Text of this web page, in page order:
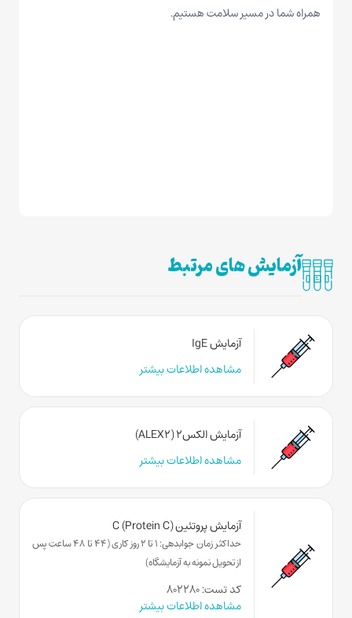
همراه شما در مسیر سلامت هستیم.
آزمایش های مرتبط
آزمایش IgE
مشاهده اطلاعات بیشتر
آزمایش الکس۲ (ALEX2)
مشاهده اطلاعات بیشتر
آزمایش پروتئین C (Protein C)
حداکثر زمان جوابدهی: 1 تا 2 روز کاری (44 تا 48 ساعت پس
از تحویل نمونه به آزمایشگاه)
کد تست: ۸۰۲۲۸۰
مشاهده اطلاعات بیشتر